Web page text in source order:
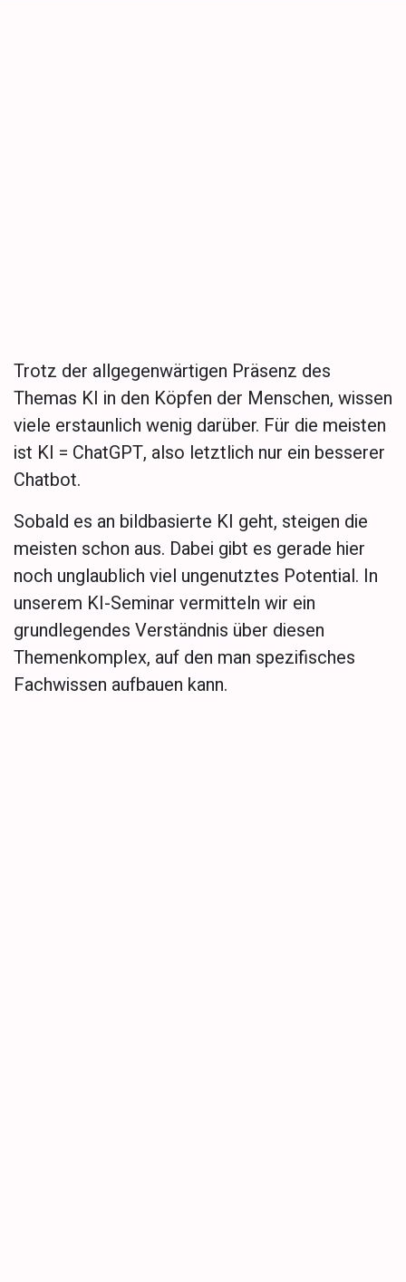
Trotz der allgegenwärtigen Präsenz des
Themas KI in den Köpfen der Menschen, wissen
viele erstaunlich wenig darüber. Für die meisten
ist KI = ChatGPT, also letztlich nur ein besserer
Chatbot.
Sobald es an bildbasierte KI geht, steigen die
meisten schon aus. Dabei gibt es gerade hier
noch unglaublich viel ungenutztes Potential. In
unserem KI-Seminar vermitteln wir ein
grundlegendes Verständnis über diesen
Themenkomplex, auf den man spezifisches
Fachwissen aufbauen kann.